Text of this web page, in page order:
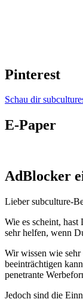
Pinterest
Schau dir
E-Paper
AdBlocker
Lieber subculture-
Wie es scheint, hast
sehr helfen, wenn
Wir wissen wie
beeinträchtigen
penetrante
Jedoch sind die